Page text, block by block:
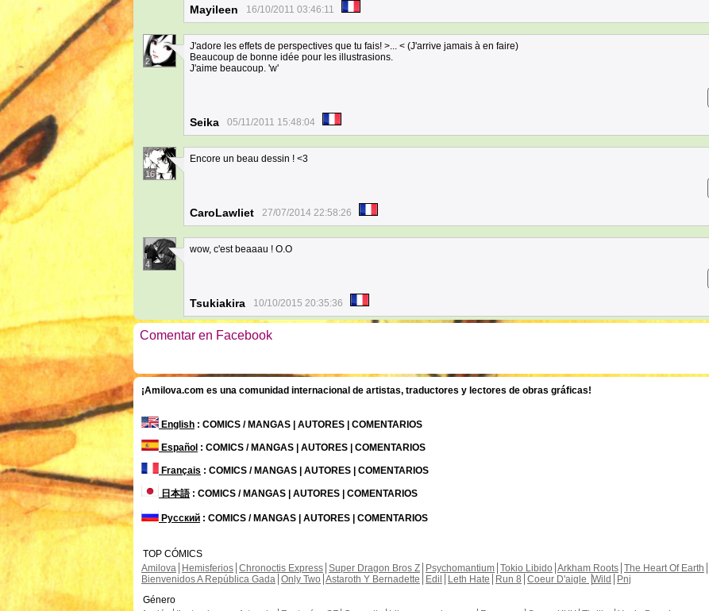
Mayileen 16/10/2011 03:46:11
2
J'adore les effets de perspectives que tu fais! >... < (J'arrive jamais à en faire)
Beaucoup de bonne idée pour les illustrasions.
J'aime beaucoup. 'w'
Seika 05/11/2011 15:48:04
16
Encore un beau dessin ! <3
CaroLawliet 27/07/2014 22:58:26
4
wow, c'est beaaau ! O.O
Tsukiakira 10/10/2015 20:35:36
Comentar en Facebook
¡Amilova.com es una comunidad internacional de artistas, traductores y lectores de obras gráficas!
English : COMICS / MANGAS | AUTORES | COMENTARIOS
Español : COMICS / MANGAS | AUTORES | COMENTARIOS
Français : COMICS / MANGAS | AUTORES | COMENTARIOS
日本語: COMICS / MANGAS | AUTORES | COMENTARIOS
Русский : COMICS / MANGAS | AUTORES | COMENTARIOS
TOP CÓMICS
Amilova
Hemisferios Chronoctis Express Super Dragon Bros Z Psychomantium Tokio Libido Arkham Roots The Heart Of Earth
Bienvenidos A República Gada Only Two Astaroth Y Bernadette Edil Leth Hate Run 8 Coeur D'aigle Wild
Pnj
Género